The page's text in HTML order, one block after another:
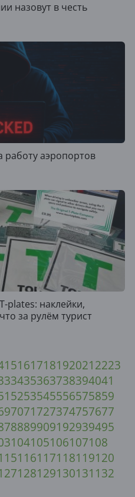
назовут в честь
работу аэропортов
plates: наклейки,
за рулём турист
151617181920212223
3435363738394041
5253545556575859
7071727374757677
8889909192939495
104105106107108
116117118119120
128129130131 132